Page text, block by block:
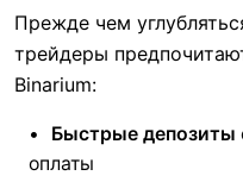
Прежде чем
трейдеры
Binarium:
Быстрые депозиты
оплаты